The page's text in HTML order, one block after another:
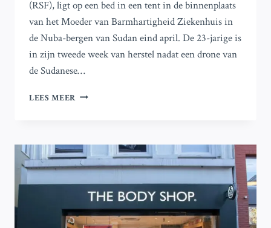
(RSF), ligt op een bed in een tent in de binnenplaats
van het Moeder van Barmhartigheid Ziekenhuis in
de Nuba-bergen van Sudan eind april. De 23-jarige is
in zijn tweede week van herstel nadat een drone van
de Sudanese…
LEES MEER BINNEN
DE
ALLIANTIE
DIE
DE
BURGEROORLOG
IN
SOEDAN